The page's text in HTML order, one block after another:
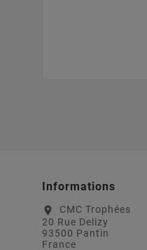
Informations
location_on
CMC Trophées
20 Rue Delizy
93500 Pantin
France